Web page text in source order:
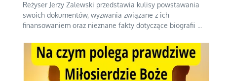
Reżyser Jerzy Zalewski przedstawia kulisy powstawania
swoich dokumentów, wyzwania związane z ich
finansowaniem oraz nieznane fakty dotyczące biografii